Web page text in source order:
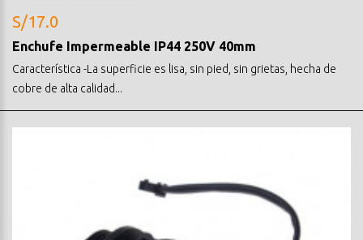
S/17.0
Enchufe Impermeable IP44 250V 40mm
Característica -La superficie es lisa, sin pied, sin grietas, hecha de
cobre de alta calidad...